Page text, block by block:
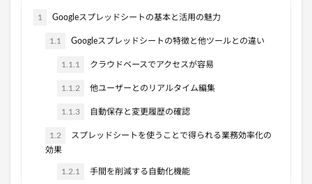
1 Googleスプレッドシートの基本と活用の魅力
1.1 Googleスプレッドシートの特徴と他ツールとの違い
1.1.1 クラウドベースでアクセスが容易
1.1.2 他ユーザーとのリアルタイム編集
1.1.3 自動保存と変更履歴の確認
1.2
スプレッドシートを使うことで得られる業務効率化の
効果
1.2.1 手間を削減する自動化機能